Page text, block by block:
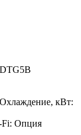
Охлаждение, кВт:
Опция